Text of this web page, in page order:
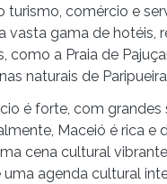
turismo, comércio e
vasta gama de hotéis,
como a Praia de
naturais de
é forte, com grandes
Maceió é rica e
cena cultural
agenda cultural